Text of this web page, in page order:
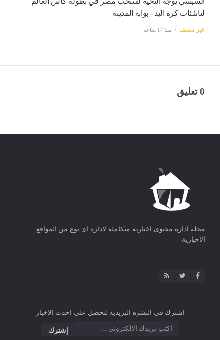
لناشئات كرة اليد - بوابة المدينة
غير مصنف منذ 17 ساعة
0 تعليق
مجلة ادارة محتوى اخبارية متكاملة لادارة اى نوع من المواقع
الاخبارية
اشترك فى النشرة البريدية لتحصل على احدث الاخبار